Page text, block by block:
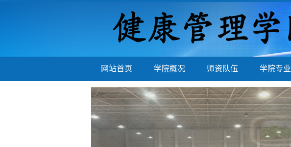
网站首页 学院概况 师资队伍 学院专业